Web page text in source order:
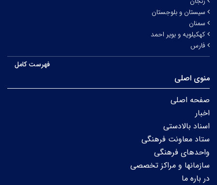
سیستان و بلوجستان
سمنان
کهکیلویه و بویر احمد
فارس
فهرست کامل
منوی اصلی
صفحه اصلی
اخبار
اسناد بالادستی
ستاد معاونت فرهنگی
واحدهای فرهنگی
سازمانها و مراکز تخصصی
در باره ما